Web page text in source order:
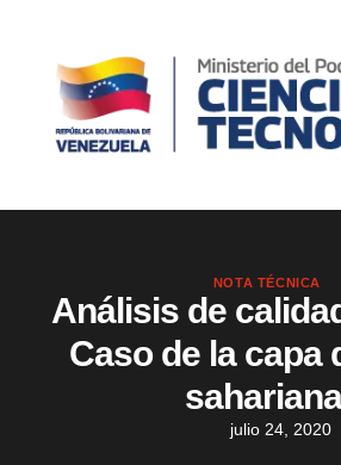
NOTA TÉCNICA
Análisis de
Caso de la capa
julio 24, 2020